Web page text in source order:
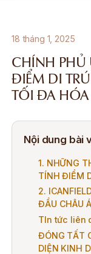
18 tháng 1, 2025
CHÍNH PHỦ
ĐIỂM DI
TỐI ĐA HÓA
Nội dung bài
1. NHỮNG
TÍNH ĐIỂM
2.
ĐẦU CHÂU
TIn tức liên
ĐÓNG TẤT
DIỆN KINH